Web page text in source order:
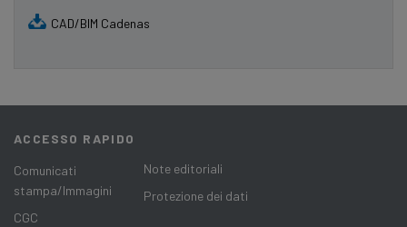
CAD/BIM Cadenas
ACCESSO RAPIDO
Comunicati
stampa/Immagini
CGC
Note editoriali
Protezione dei dati